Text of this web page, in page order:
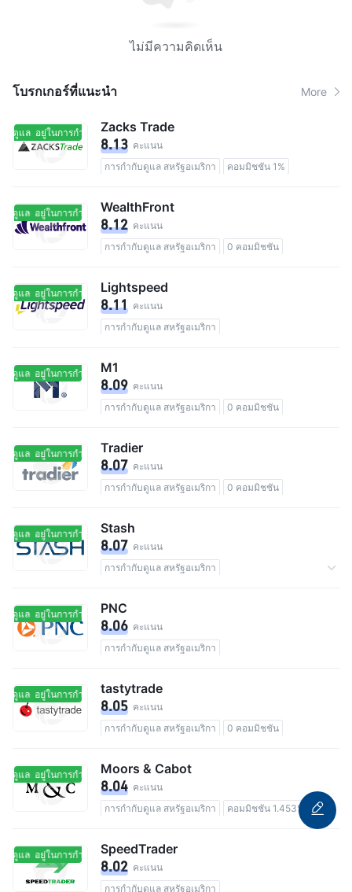
ไม่มีความคิดเห็น
โบรกเกอร์ที่แนะนํา More
บดูแล อยู่ในการกำกับดูแลZacks Trade
8.13 คะแนน
การกำกับดูแล สหรัฐอเมริกา
คอมมิชชัน 1%
บดูแล อยู่ในการกำกับดูแลWealthFront
8.12 คะแนน
การกำกับดูแล สหรัฐอเมริกา
0 คอมมิชชัน
บดูแล อยู่ในการกำกับดูแลLightspeed
8.11 คะแนน
การกำกับดูแล สหรัฐอเมริกา
บดูแล อยู่ในการกำกับดูแลM1
8.09 คะแนน
การกำกับดูแล สหรัฐอเมริกา
0 คอมมิชชัน
บดูแล อยู่ในการกำกับดูแลTradier
8.07 คะแนน
การกำกับดูแล สหรัฐอเมริกา
0 คอมมิชชัน
บดูแล อยู่ในการกำกับดูแลStash
8.07 คะแนน
การกำกับดูแล สหรัฐอเมริกา
บดูแล อยู่ในการกำกับดูแลPNC
8.06 คะแนน
การกำกับดูแล สหรัฐอเมริกา
บดูแล อยู่ในการกำกับดูแลtastytrade
8.05 คะแนน
การกำกับดูแล สหรัฐอเมริกา
0 คอมมิชชัน
บดูแล อยู่ในการกำกับดูแลMoors & Cabot
8.04 คะแนน
การกำกับดูแล สหรัฐอเมริกา
คอมมิชชัน 1.453%
บดูแล อยู่ในการกำกับดูแลSpeedTrader
8.02 คะแนน
การกำกับดูแล สหรัฐอเมริกา